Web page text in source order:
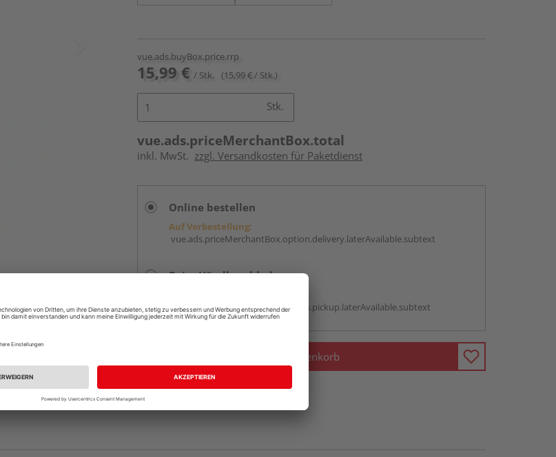
vue.ads.buyBox.price.rrp
15,99 € / Stk. (15,99 € / Stk.)
Stk.
vue.ads.priceMerchantBox.total
inkl. MwSt. zzgl. Versandkosten für Paketdienst
Online bestellen
Auf Vorbestellung:
vue.ads.priceMerchantBox.option.delivery.laterAvailable.subtext
Beim Händler abholen
vue.ads.priceMerchantBox.option.pickup.laterAvailable.subtext
In den Warenkorb